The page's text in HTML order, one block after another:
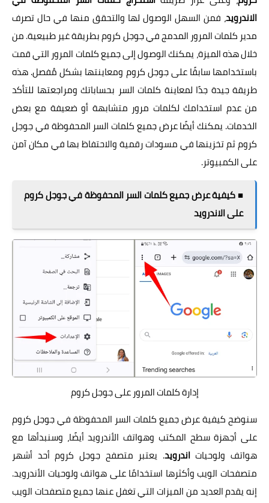
الاندرويد، فمن السهل الوصول لها والتحقق منها في حال تصرف
مدير كلمات المرور المدمج في جوجل كروم بطريقة غير طبيعية. من
خلال هذه الميزة، يمكنك الوصول إلى جميع كلمات المرور التي قمت
باستخدامها سابقًا على جوجل كروم ومعاينتها بشكل مُفصل. هذه
طريقة جيدة جدًا لمعاينة كلمات السر بحساباتك ومراجعتها للتأكد
من عدم استخدامك لكلمات مرور متشابهة أو ضعيفة مع بعض
الخدمات. يمكنك أيضًا عرض جميع كلمات السر المحفوظة في جوجل
كروم ثم تخزينها في مسودات رقمية والاحتفاظ بها في مكان آمن
على الكمبيوتر.
■ كيفية عرض جميع كلمات السر المحفوظة في جوجل كروم
على الاندرويد
إدارة كلمات المرور على جوجل كروم
سنوضح كيفية عرض جميع كلمات السر المحفوظة في جوجل كروم
على أجهزة سطح المكتب وهواتف الأندرويد أيضًا، وسنبدأها مع
هواتف ولوحياتاندرويد. يعتبر متصفح جوجل كروم أحد أشهر
متصفحات الويب وأكثرها استخدامًا على هواتف ولوحيات الأندرويد.
إنه يقدم العديد من الميزات التي تغفل عنها جميع متصفحات الويب